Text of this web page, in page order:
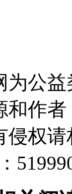
为公
和作
侵权